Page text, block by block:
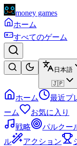
money games
ホーム
すべてのゲーム
日本語
🇯🇵
ホーム 最近プ
ーム
お気に入り
戦略
パルクー
ル
アクション